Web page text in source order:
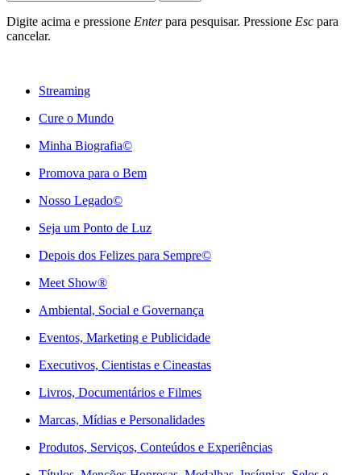
Digite acima e pressione Enterpara pesquisar. Pressione Esc para
cancelar.
Streaming
Cure o Mundo
Minha Biografia©
Promova para o Bem
Nosso Legado©
Seja um Ponto de Luz
Depois dos Felizes para Sempre©️
Meet Show®
Ambiental, Social e Governança
Eventos, Marketing e Publicidade
Executivos, Cientistas e Cineastas
⁠Livros, Documentários e Filmes
Marcas, Mídias e Personalidades
⁠Produtos, Serviços, Conteúdos e Experiências